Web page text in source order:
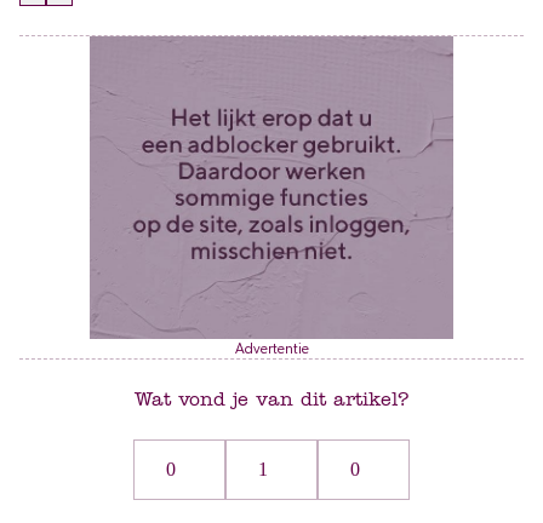
Advertentie
Wat vond je van dit artikel?
0 1 0